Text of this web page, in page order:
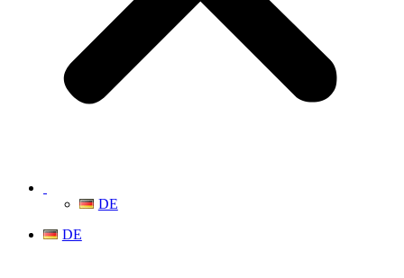
DE
DE